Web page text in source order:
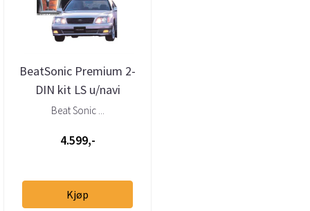
BeatSonic Premium 2-
DIN kit LS u/navi
u/Nakamichi (1998 -
Beat Sonic ...
4.599,-
Kjøp